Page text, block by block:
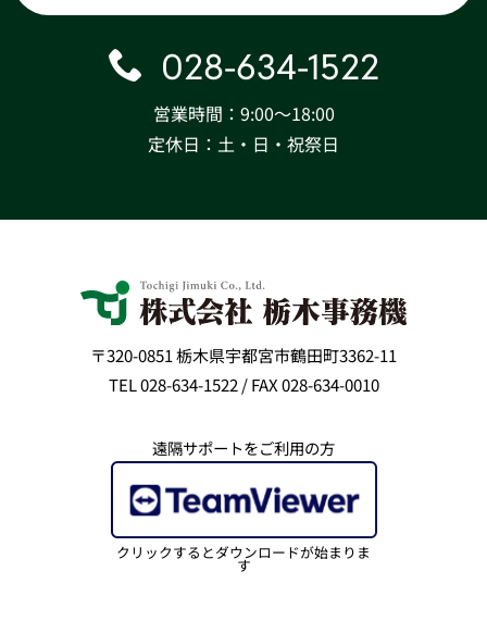
028-634-1522
営業時間：9:00〜18:00
定休日：土・日・祝祭日
〒320-0851 栃木県宇都宮市鶴田町3362-11
TEL 028-634-1522 / FAX 028-634-0010
遠隔サポートをご利用の方
クリックするとダウンロードが始まりま
す